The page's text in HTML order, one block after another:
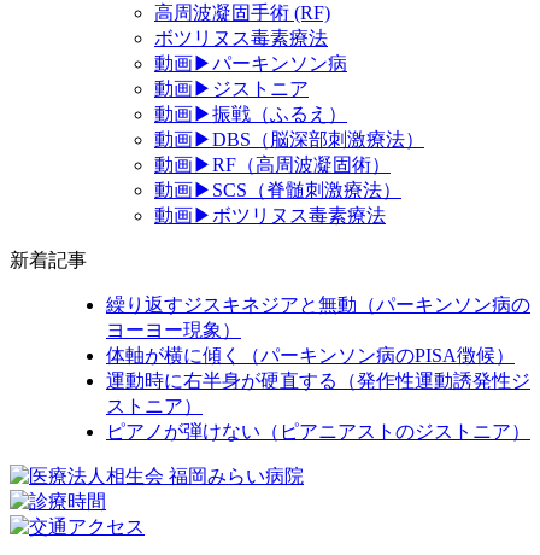
高周波凝固手術 (RF)
ボツリヌス毒素療法
動画▶パーキンソン病
動画▶ジストニア
動画▶振戦（ふるえ）
動画▶DBS（脳深部刺激療法）
動画▶RF（高周波凝固術）
動画▶SCS（脊髄刺激療法）
動画▶ボツリヌス毒素療法
新着記事
繰り返すジスキネジアと無動（パーキンソン病の
ヨーヨー現象）
体軸が横に傾く（パーキンソン病のPISA徴候）
運動時に右半身が硬直する（発作性運動誘発性ジ
ストニア）
ピアノが弾けない（ピアニアストのジストニア）